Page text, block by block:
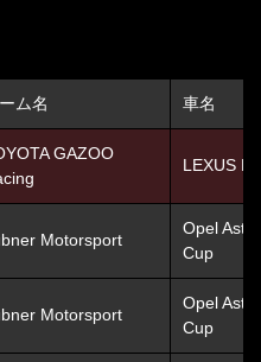
ム名 車名
GAZOO
LEXUS
Motorsport
Opel
Cup
Motorsport
Opel
Cup